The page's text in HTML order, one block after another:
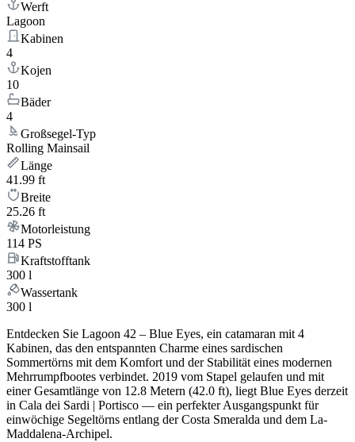
Werft
Lagoon
Kabinen
4
Kojen
10
Bäder
4
Großsegel-Typ
Rolling Mainsail
Länge
41.99 ft
Breite
25.26 ft
Motorleistung
114 PS
Kraftstofftank
300 l
Wassertank
300 l
Entdecken Sie Lagoon 42 – Blue Eyes, ein catamaran mit 4
Kabinen, das den entspannten Charme eines sardischen
Sommertörns mit dem Komfort und der Stabilität eines modernen
Mehrrumpfbootes verbindet. 2019 vom Stapel gelaufen und mit
einer Gesamtlänge von 12.8 Metern (42.0 ft), liegt Blue Eyes derzeit
in Cala dei Sardi | Portisco — ein perfekter Ausgangspunkt für
einwöchige Segeltörns entlang der Costa Smeralda und dem La-
Maddalena-Archipel.